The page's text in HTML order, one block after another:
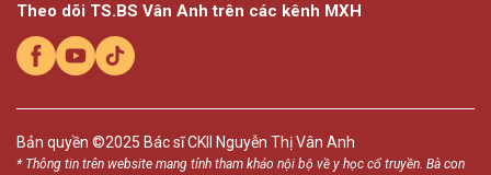
Theo dõi TS.BS Vân Anh trên các kênh MXH
Bản quyền ©2025 Bác sĩ CKII Nguyễn Thị Vân Anh
* Thông tin trên website mang tính tham khảo nội bộ về y học cổ truyền. Bà con